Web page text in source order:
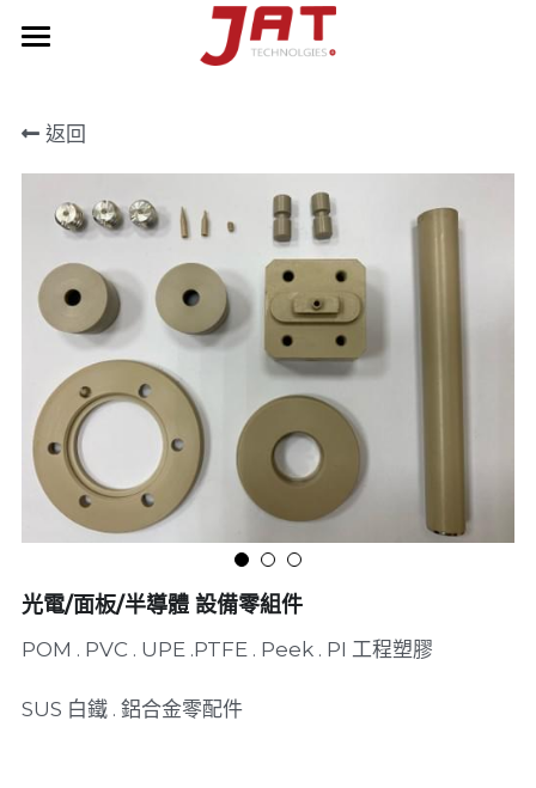
產品
AOI視覺檢查機台
聯絡我們
NEWS
POWERED BY
返回
光電/面板/半導體 設備零組件
POM . PVC . UPE .PTFE . Peek . PI 工程塑膠
SUS 白鐵 . 鋁合金零配件